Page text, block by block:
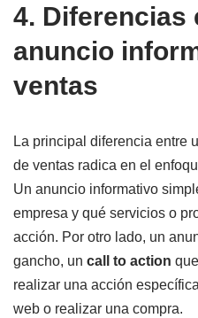
4. Diferencias
anuncio
ventas
La principal diferencia entre
de ventas radica en el
Un anuncio informativo
empresa y qué servicios o
acción. Por otro lado, un
gancho, un call to action
realizar una acción
web o realizar una compra.